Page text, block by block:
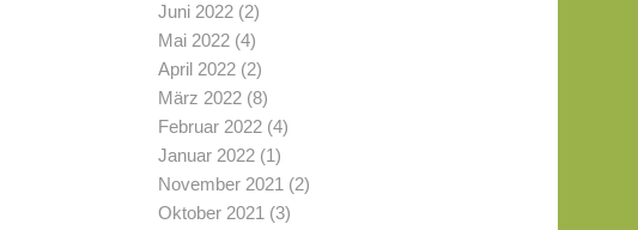
Juni 2022(2)
Mai 2022(4)
April 2022(2)
März 2022(8)
Februar 2022(4)
Januar 2022(1)
November 2021 (2)
Oktober 2021 (3)